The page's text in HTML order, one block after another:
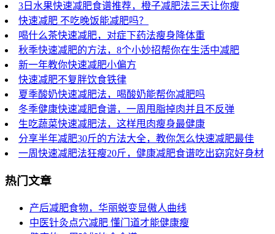
3日水果快速减肥食谱推荐，橙子减肥法三天让你瘦
快速减肥 不吃晚饭能减肥吗？
喝什么茶快速减肥，对症下药法瘦身降体重
秋季快速减肥的方法，8个小妙招帮你在生活中减肥
新一年教你快速减肥小偏方
快速减肥不复胖饮食铁律
夏季酸奶快速减肥法，喝酸奶能帮你减肥吗
冬季健康快速减肥食谱，一周甩脂掉肉并且不反弹
生吃蔬菜快速减肥法，这样甩肉瘦身最健康
分享半年减肥30斤的方法大全，教你怎么快速减肥最佳
一周快速减肥法狂瘦20斤，健康减肥食谱吃出窈窕好身材
热门文章
产后减肥食物，华丽蜕变显傲人曲线
中医针灸点穴减肥 懂门道才能健康瘦